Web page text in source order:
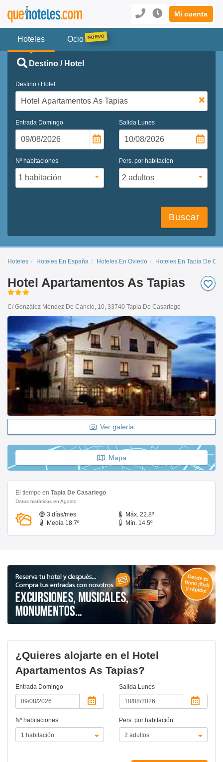
Mi cuenta
Hoteles Ocio
Destino / Hotel
Destino / Hotel
Entrada Domingo Salida Lunes
Nº habitaciones Pers. por habitación
Buscar
Hoteles Hoteles En España Hoteles En Oviedo Hoteles En Tapia De
Hotel Apartamentos As Tapias
C/ González Méndez De Cancio, 10, 33740 Tapia De Casariego
Ver galeria
Mapa
El tiempo en Tapia De Casariego
Datos históricos en Agosto
3 días/mes
Máx. 22.8º
Media 18.7º
Mín. 14.5º
¿Quieres alojarte en el Hotel
Apartamentos As Tapias?
Entrada Domingo Salida Lunes
Nº habitaciones Pers. por habitación